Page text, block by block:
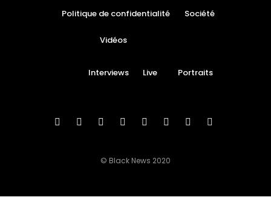
Politique de confidentialité Société
Vidéos
Interviews Live Portraits
© Black News 2020